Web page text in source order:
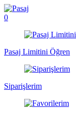
0
Pasaj Limitini Öğren
Siparişlerim